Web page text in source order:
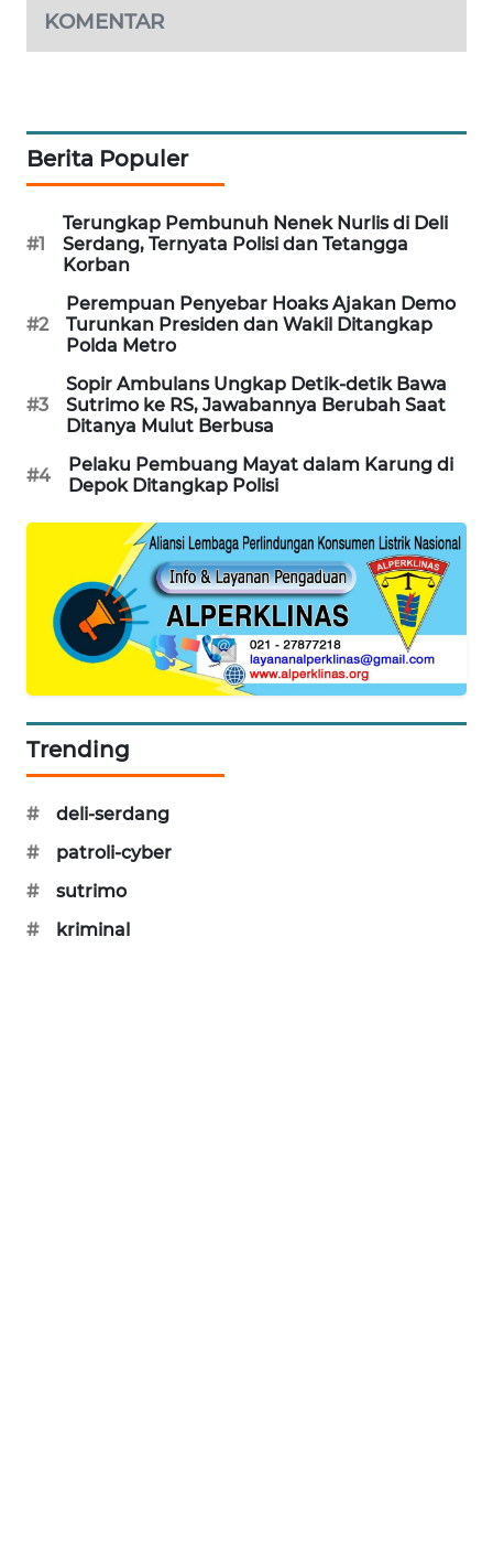
KOMENTAR
Berita Populer
#1
Terungkap Pembunuh Nenek Nurlis di Deli
Serdang, Ternyata Polisi dan Tetangga
Korban
#2
Perempuan Penyebar Hoaks Ajakan Demo
Turunkan Presiden dan Wakil Ditangkap
Polda Metro
#3
Sopir Ambulans Ungkap Detik-detik Bawa
Sutrimo ke RS, Jawabannya Berubah Saat
Ditanya Mulut Berbusa
#4
Pelaku Pembuang Mayat dalam Karung di
Depok Ditangkap Polisi
Trending
#
deli-serdang
#
patroli-cyber
#
sutrimo
#
kriminal
WAHANA
HEALTH
WISATA
WAHANA
KONSUMEN
LISTRIK
MASYARAKAT
KELISTRIKAN
WALINKI
MAWAKA
ID
PLN
MKLI
LPKKI